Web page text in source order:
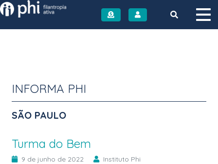
Instituto PHI
INFORMA PHI
SÃO PAULO
Turma do Bem
9 de junho de 2022 Instituto Phi